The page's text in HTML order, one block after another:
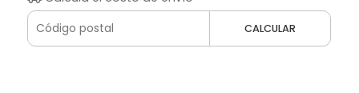
CALCULAR